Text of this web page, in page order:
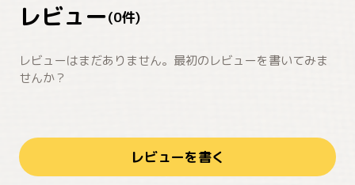
レビュー(0件)
レビューはまだありません。最初のレビューを書いてみま
せんか？
レビューを書く